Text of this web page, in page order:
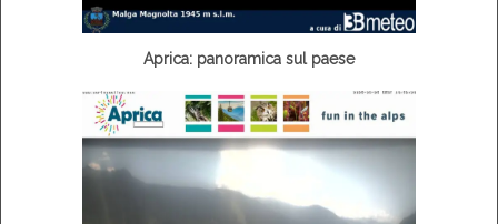
Aprica: panoramica sul paese